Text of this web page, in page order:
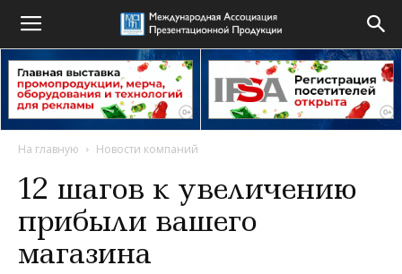
На главную Новости компаний
12 шагов к увеличению
прибыли вашего
магазина